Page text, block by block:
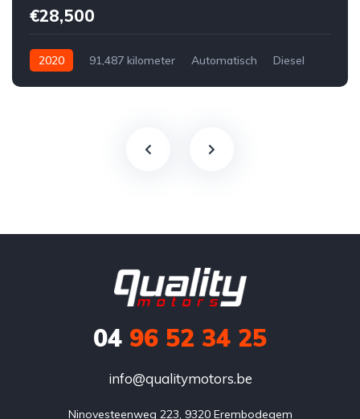
€28,500
2020 91,487 kilometer Automatisch
Diesel
04 96 52 34 25
info@qualitymotors.be
Ninovesteenweg 223, 9320 Erembodegem